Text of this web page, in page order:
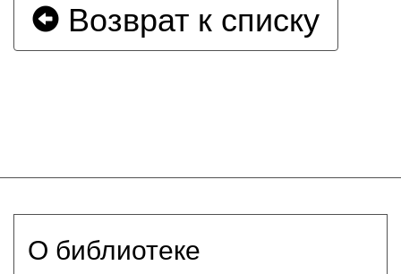
Возврат к списку
О библиотеке